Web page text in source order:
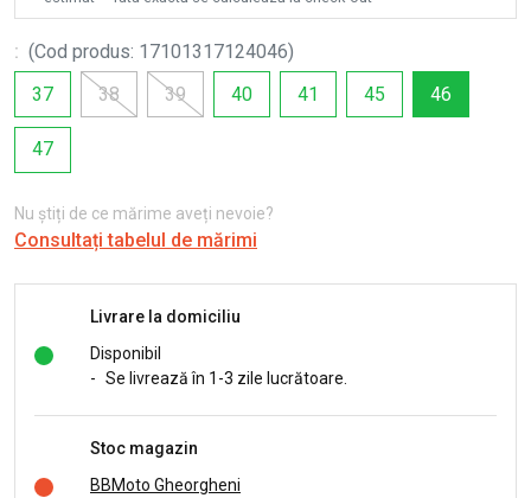
: (Cod produs: 17101317124046)
37
38 39 40 41 45 46
47
Nu știți de ce mărime aveți nevoie?
Consultați tabelul de mărimi
Livrare la domiciliu
Disponibil
- Se livrează în 1-3 zile lucrătoare.
Stoc magazin
BBMoto Gheorgheni